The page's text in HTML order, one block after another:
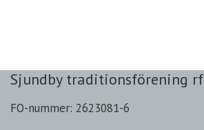
Sjundby traditionsförening rf
FO-nummer: 2623081-6